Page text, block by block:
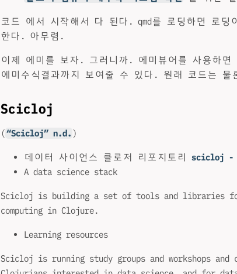
코드 에서 시작해서 다 된다. qmd를 로딩하면 로
한다. 아무렴.
이제 에미를 보자. 그러니까. 에미뷰어를 사용하
에미수식결과까지 보여줄 수 있다. 원래 코드는 물
Scicloj
(“Scicloj” n.d. )
데이터 사이언스 클로저 리포지토리 scicloj -
A data science stack
Scicloj is building a set of tools and libraries
computing in Clojure.
Learning resources
Scicloj is running study groups and workshops